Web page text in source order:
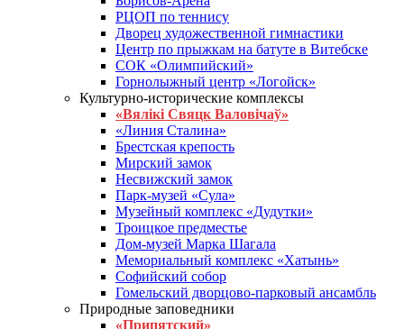
РЦОП по теннису
Дворец художественной гимнастики
Центр по прыжкам на батуте в Витебске
СОК «Олимпийский»
Горнолыжный центр «Логойск»
Культурно-исторические комплексы
«Вялікі Свяцк Валовічаў»
«Линия Сталина»
Брестская крепость
Мирский замок
Несвижский замок
Парк-музей «Сула»
Музейный комплекс «Дудутки»
Троицкое предместье
Дом-музей Марка Шагала
Мемориальный комплекс «Хатынь»
Софийский собор
Гомельский дворцово-парковый ансамбль
Природные заповедники
«Припятский»